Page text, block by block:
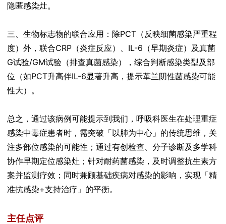
隐匿感染灶。
三、生物标志物的联合应用：除PCT（反映细菌感染严重程
度）外，联合CRP（炎症反应）、IL-6（早期炎症）及真菌
G试验/GM试验（排查真菌感染），综合判断感染类型及部
位（如PCT升高伴IL-6显著升高，提示革兰阴性菌感染可能
性大）。
总之，通过该病例可能提示到我们，呼吸科医生在处理重症
感染中毒症患者时，需突破「以肺为中心」的传统思维，关
注多部位感染的可能性；通过有创检查、分子诊断及多学科
协作早期定位感染灶；针对耐药菌感染，及时调整抗生素方
案并监测疗效；同时兼顾基础疾病对感染的影响，实现「精
准抗感染+支持治疗」的平衡。
主任点评